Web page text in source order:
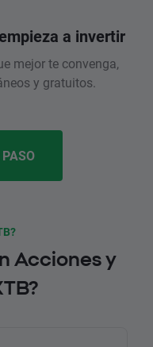
a invertir
mejor te convenga,
y gratuitos.
Acciones y